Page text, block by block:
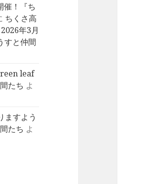
催！『ち
ちくさ高
年3月
すと仲間
leaf
たち よ
ますよう
たち よ